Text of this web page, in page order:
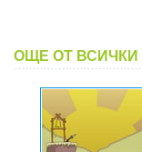
ОЩЕ ОТ ВСИЧКИ